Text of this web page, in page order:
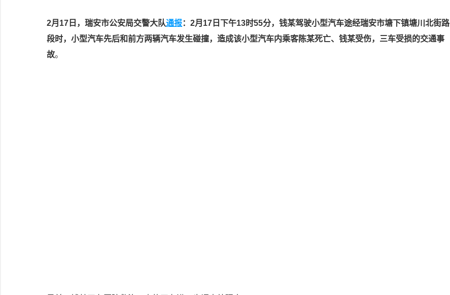
2月17日，瑞安市公安局交警大队通报：2月17日下午13时55分，钱某驾驶小型汽车途经瑞安市塘下镇塘川北街路
段时，小型汽车先后和前方两辆汽车发生碰撞，造成该小型汽车内乘客陈某死亡、钱某受伤，三车受损的交通事
故。